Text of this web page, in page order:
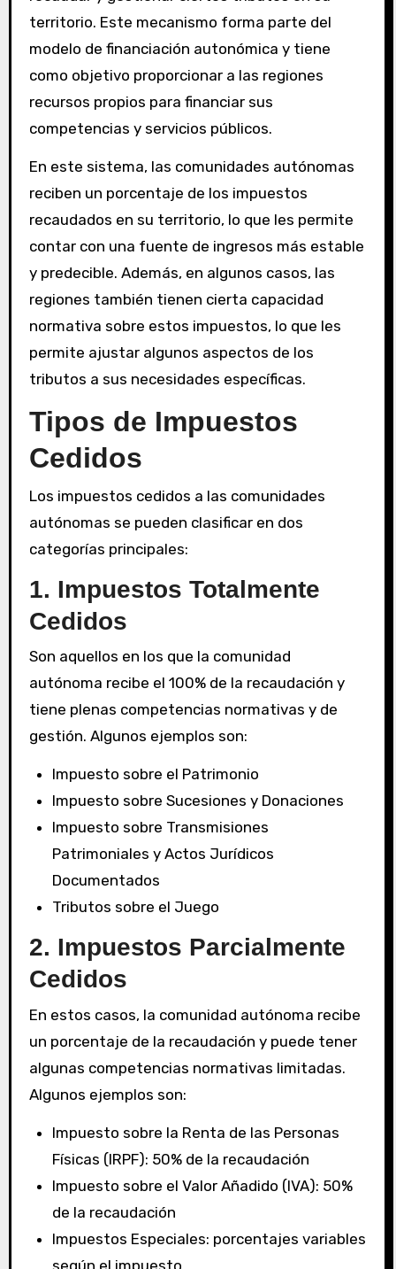
territorio. Este mecanismo forma parte del
modelo de financiación autonómica y tiene
como objetivo proporcionar a las regiones
recursos propios para financiar sus
competencias y servicios públicos.
En este sistema, las comunidades autónomas
reciben un porcentaje de los impuestos
recaudados en su territorio, lo que les permite
contar con una fuente de ingresos más estable
y predecible. Además, en algunos casos, las
regiones también tienen cierta capacidad
normativa sobre estos impuestos, lo que les
permite ajustar algunos aspectos de los
tributos a sus necesidades específicas.
Tipos de Impuestos
Cedidos
Los impuestos cedidos a las comunidades
autónomas se pueden clasificar en dos
categorías principales:
1. Impuestos Totalmente
Cedidos
Son aquellos en los que la comunidad
autónoma recibe el 100% de la recaudación y
tiene plenas competencias normativas y de
gestión. Algunos ejemplos son:
Impuesto sobre el Patrimonio
Impuesto sobre Sucesiones y Donaciones
Impuesto sobre Transmisiones
Patrimoniales y Actos Jurídicos
Documentados
Tributos sobre el Juego
2. Impuestos Parcialmente
Cedidos
En estos casos, la comunidad autónoma recibe
un porcentaje de la recaudación y puede tener
algunas competencias normativas limitadas.
Algunos ejemplos son:
Impuesto sobre la Renta de las Personas
Físicas (IRPF): 50% de la recaudación
Impuesto sobre el Valor Añadido (IVA): 50%
de la recaudación
Impuestos Especiales: porcentajes variables
según el impuesto